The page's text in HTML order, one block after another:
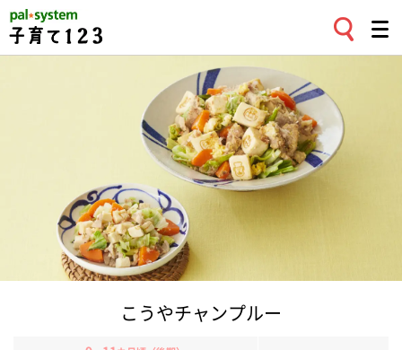
こうやチャンプルー